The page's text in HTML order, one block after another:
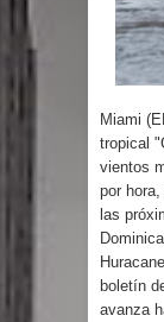
Miami
tropical
vientos
por
las
boletín
avanza